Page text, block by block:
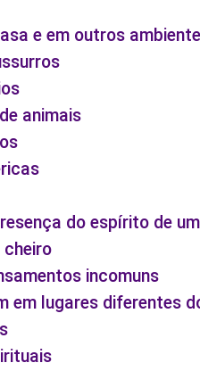
e em outros
animais
do espírito de
cheiro
incomuns
em lugares diferentes